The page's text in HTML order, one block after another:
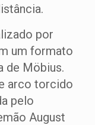
por
um formato
de Möbius.
arco torcido
pelo
August